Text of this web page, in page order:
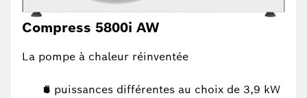
Compress 5800i AW
La pompe à chaleur réinventée
5 puissances différentes au choix de 3,9 kW